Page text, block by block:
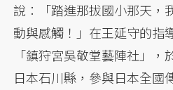
說：「踏進那拔國小那天，
動與感觸！」在王延守的指
「鎮狩宮吳敬堂藝陣社」
日本石川縣，參與日本全國